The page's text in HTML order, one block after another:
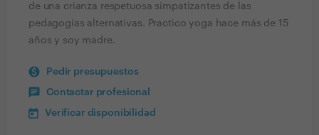
de una crianza respetuosa simpatizantes de las
pedagogías alternativas. Practico yoga hace más de 15
años y soy madre.
Pedir presupuestos
Contactar profesional
Verificar disponibilidad